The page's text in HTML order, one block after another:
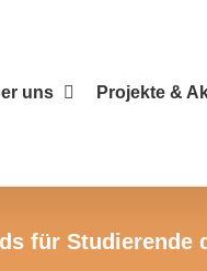
uns
Projekte &
für Studierende